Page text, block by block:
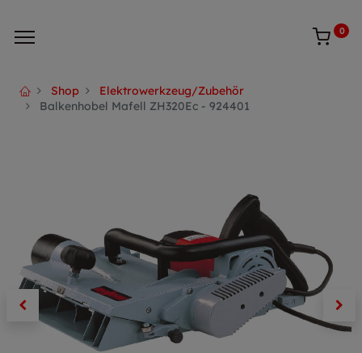
0
Shop
Elektrowerkzeug/Zubehör
Balkenhobel Mafell ZH320Ec - 924401